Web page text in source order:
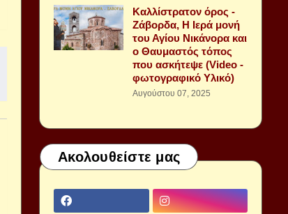
Καλλίστρατον όρος -
Ζάβορδα, Η Ιερά μονή
του Αγίου Νικάνορα και
ο Θαυμαστός τόπος
που ασκήτεψε (Video -
φωτογραφικό Υλικό)
Αυγούστου 07, 2025
Ακολουθείστε μας